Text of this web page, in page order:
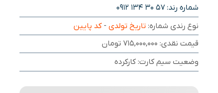
شماره رند:0912 134 30 57
نوع رندی شماره: تاریخ تولدی -کد پایین
قیمت نقدی: 715,000,000 تومان
وضعیت سیم کارت: کارکرده